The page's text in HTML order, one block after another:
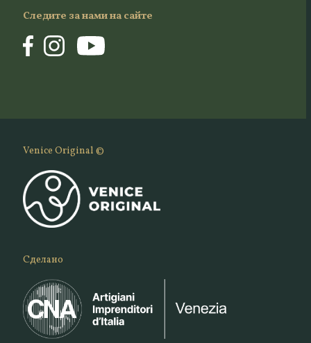
Следите за нами на сайте
Venice Original ©
Сделано